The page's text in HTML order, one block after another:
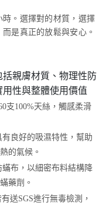
。選擇對的材質，選擇
是真正的放鬆與安心。
支100%天絲，觸感柔滑
有良好的吸濕特性，幫助
的氣候。
蟎布，以細密布料結構降
藥劑。
送SGS進行無毒檢測，